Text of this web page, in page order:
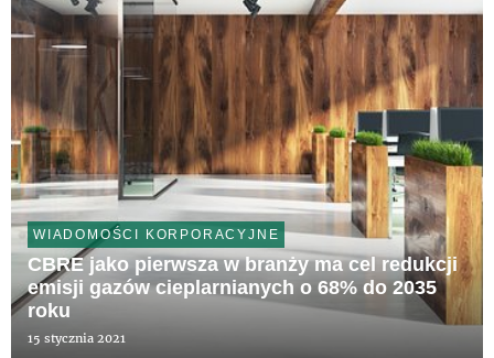
WIADOMOŚCI KORPORACYJNE
CBRE jako pierwsza w branży ma cel redukcji
emisji gazów cieplarnianych o 68% do 2035
roku
15 stycznia 2021